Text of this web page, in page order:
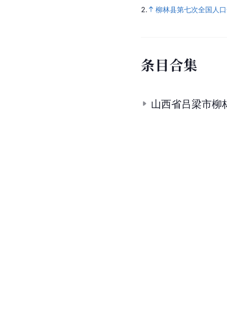
2.
柳林县第七次全国人
条目合集
山西省吕梁市柳